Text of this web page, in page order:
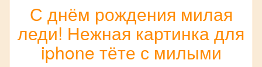
С днём рождения милая
леди! Нежная картинка для
iphone тёте с милыми